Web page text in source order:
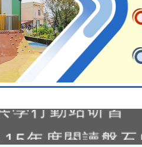
年度第2次代理
年度閱讀磐